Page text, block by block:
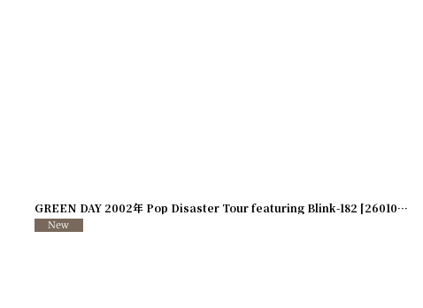
GREEN DAY 2002年 Pop Disaster Tour featuring Blink-182 [260107-35